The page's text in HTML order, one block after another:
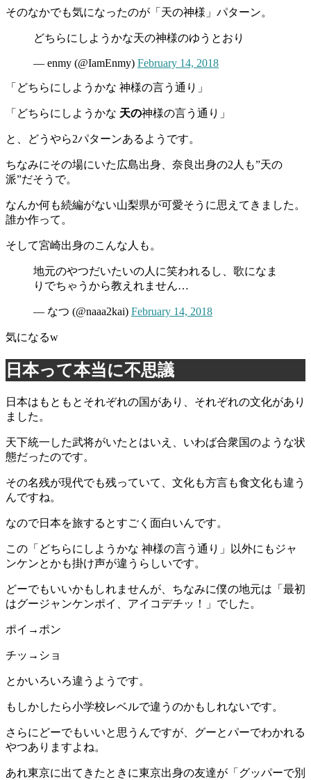
そのなかでも気になったのが「天の神様」パターン。
どちらにしようかな天の神様のゆうとおり
— enmy (@IamEnmy) February 14, 2018
「どちらにしようかな 神様の言う通り」
「どちらにしようかな 天の神様の言う通り」
と、どうやら2パターンあるようです。
ちなみにその場にいた広島出身、奈良出身の2人も”天の
派”だそうで。
なんか何も続編がない山梨県が可愛そうに思えてきました。
誰か作って。
そして宮崎出身のこんな人も。
地元のやつだいたいの人に笑われるし、歌になま
りでちゃうから教えれません…
— なつ (@naaa2kai) February 14, 2018
気になるw
日本って本当に不思議
日本はもともとそれぞれの国があり、それぞれの文化があり
ました。
天下統一した武将がいたとはいえ、いわば合衆国のような状
態だったのです。
その名残が現代でも残っていて、文化も方言も食文化も違う
んですね。
なので日本を旅するとすごく面白いんです。
この「どちらにしようかな 神様の言う通り」以外にもジャ
ンケンとかも掛け声が違うらしいです。
どーでもいいかもしれませんが、ちなみに僕の地元は「最初
はグージャンケンポイ、アイコデチッ！」でした。
ポイ→ポン
チッ→ショ
とかいろいろ違うようです。
もしかしたら小学校レベルで違うのかもしれないです。
さらにどーでもいいと思うんですが、グーとパーでわかれる
やつありますよね。
あれ東京に出てきたときに東京出身の友達が「グッパーで別